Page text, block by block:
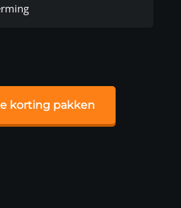
korting pakken